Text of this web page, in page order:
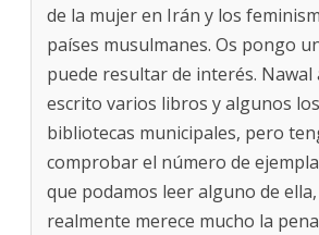
de la mujer en Irán y los
países musulmanes. Os pongo
puede resultar de interés. Nawal
escrito varios libros y algunos
bibliotecas municipales, pero
comprobar el número de
que podamos leer alguno de
realmente merece mucho la